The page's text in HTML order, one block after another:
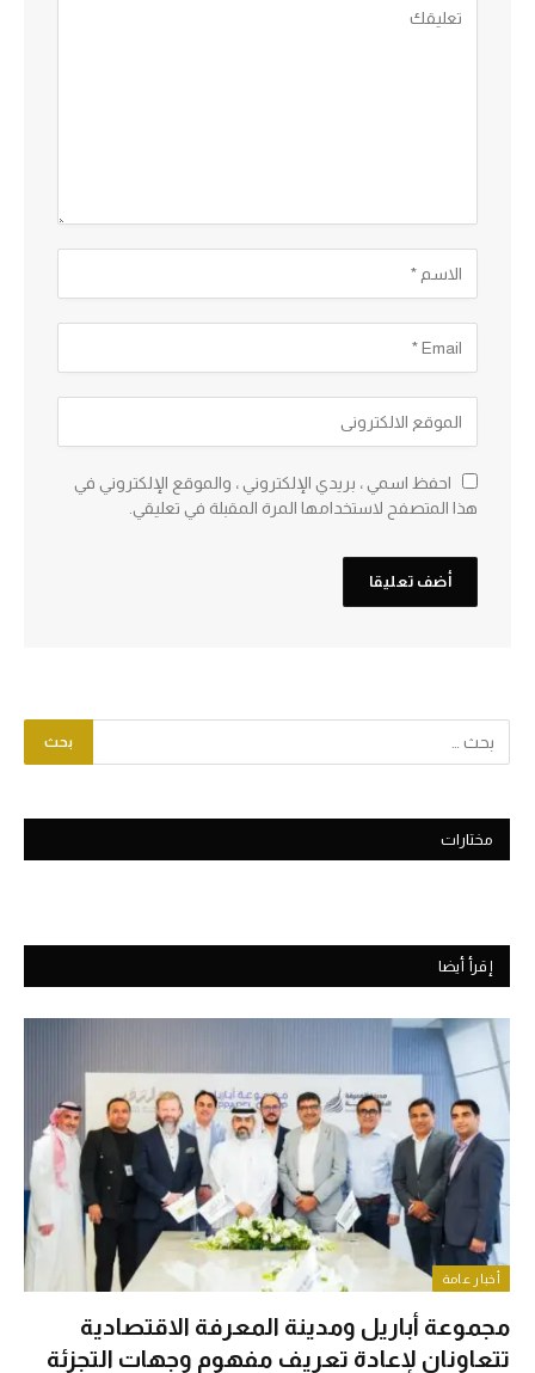
احفظ اسمي ، بريدي الإلكتروني ، والموقع الإلكتروني في
هذا المتصفح لاستخدامها المرة المقبلة في تعليقي.
مختارات
إقرأ أيضا
أخبار عامة
مجموعة أباريل ومدينة المعرفة الاقتصادية
تتعاونان لإعادة تعريف مفهوم وجهات التجزئة